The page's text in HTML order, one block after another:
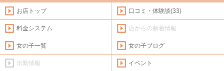
お店トップ 口コミ・体験談(33)
料金システム 店からの新着情報
女の子一覧 女の子ブログ
出勤情報 イベント